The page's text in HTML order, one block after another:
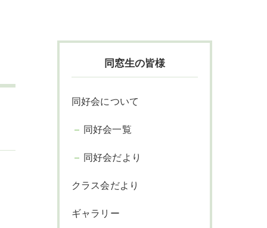
同窓生の皆様
同好会について
同好会一覧
同好会だより
クラス会だより
ギャラリー